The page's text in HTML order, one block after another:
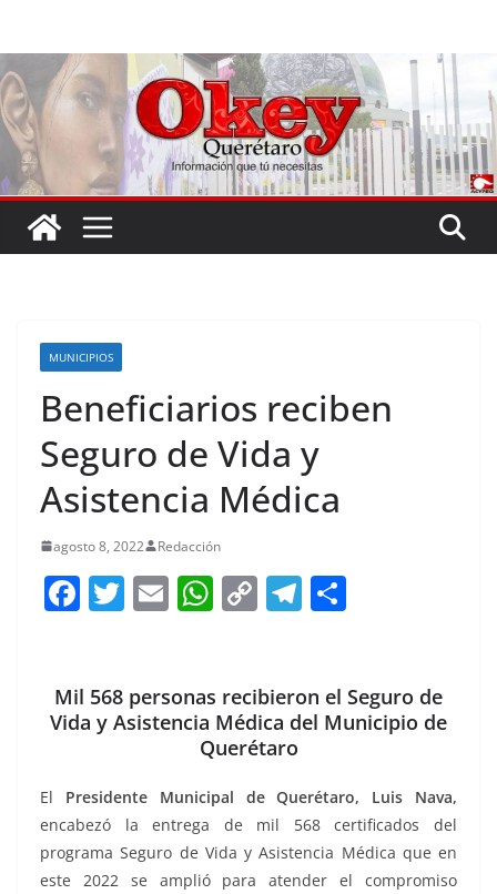
contenido
MUNICIPIOS
Beneficiarios reciben
Seguro de Vida y
Asistencia Médica
agosto 8, 2022 Redacción
F
e
b
o
k
T
er
E
l
W
s
A
p
p
C
y
Li
n
k
T
gr
a
e
Mil 568 personas recibieron el Seguro de
Vida y Asistencia Médica del Municipio de
Querétaro
El Presidente Municipal de Querétaro, Luis Nava,
encabezó la entrega de mil 568 certificados del
programa Seguro de Vida y Asistencia Médica que en
este 2022 se amplió para atender el compromiso